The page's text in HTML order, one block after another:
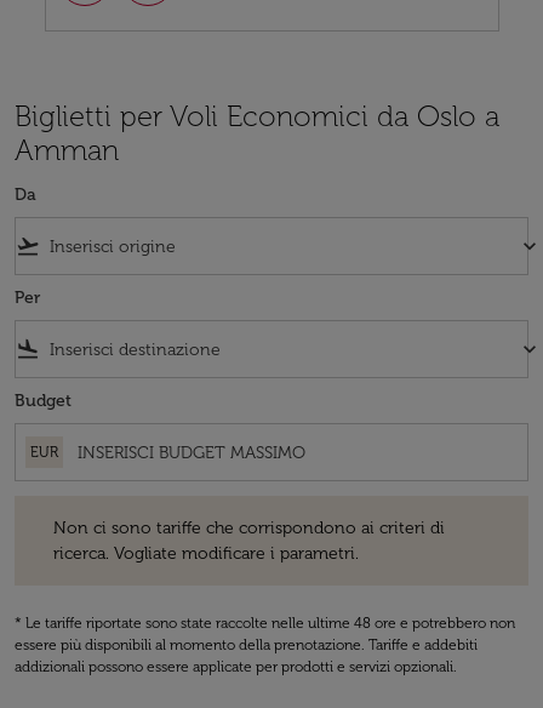
Biglietti per Voli Economici da Oslo a
Amman
Da
flight_takeoff keyboard_arrow_down
Per
flight_land keyboard_arrow_down
Budget
EUR
Non ci sono tariffe che corrispondono ai criteri di
ricerca. Vogliate modificare i parametri.
* Le tariffe riportate sono state raccolte nelle ultime 48 ore e potrebbero non
essere più disponibili al momento della prenotazione. Tariffe e addebiti
addizionali possono essere applicate per prodotti e servizi opzionali.